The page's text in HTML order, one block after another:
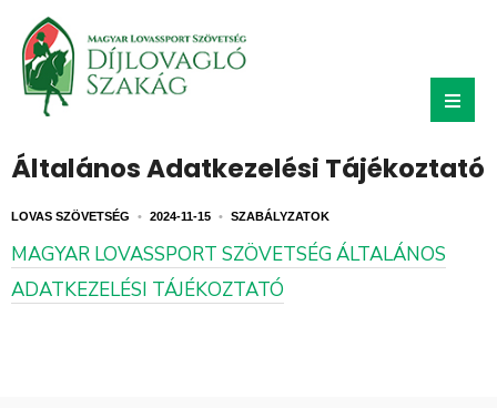
Általános Adatkezelési Tájékoztató
LOVAS SZÖVETSÉG • 2024-11-15 • SZABÁLYZATOK
MAGYAR LOVASSPORT SZÖVETSÉG ÁLTALÁNOS
ADATKEZELÉSI TÁJÉKOZTATÓ